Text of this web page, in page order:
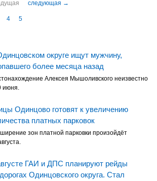
4 5
округе ищут мужчину,
более месяца назад
Алексея Мышоливского неизвестно
июня.
Одинцово готовят к увеличению
платных парковок
зон платной парковки произойдёт
ГАИ и ДПС планируют рейды
Одинцовского округа. Стал